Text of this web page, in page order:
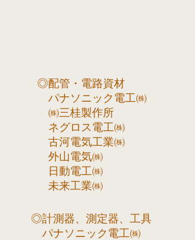
◎配管・電路資材
パナソニック電工㈱
㈱三桂製作所
ネグロス電工㈱
古河電気工業㈱
外山電気㈱
日動電工㈱
未来工業㈱
◎計測器、測定器、工具
パナソニック電工㈱